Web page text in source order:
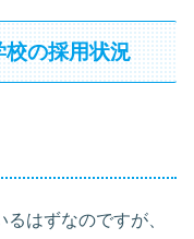
校の採用状況
はずなのですが、